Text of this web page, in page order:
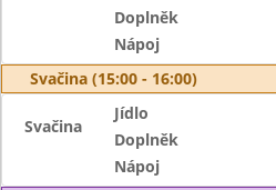
Doplněk
Nápoj
Svačina (15:00 - 16:00)
Svačina
Jídlo
Doplněk
Nápoj